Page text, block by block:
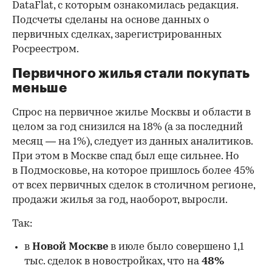
DataFlat, с которым ознакомилась редакция.
Подсчеты сделаны на основе данных о
первичных сделках, зарегистрированных
Росреестром.
Первичного жилья стали покупать
меньше
Спрос на первичное жилье Москвы и области в
целом за год снизился на 18% (а за последний
месяц — на 1%), следует из данных аналитиков.
При этом в Москве спад был еще сильнее. Но
в Подмосковье, на которое пришлось более 45%
от всех первичных сделок в столичном регионе,
продажи жилья за год, наоборот, выросли.
Так:
в Новой Москве в июле было совершено 1,1
тыс. сделок в новостройках, что на48%